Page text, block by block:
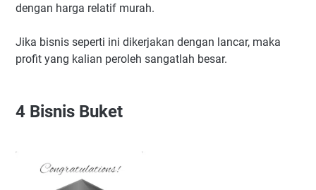
dengan harga relatif murah.
Jika bisnis seperti ini dikerjakan dengan lancar, maka
profit yang kalian peroleh sangatlah besar.
4 Bisnis Buket